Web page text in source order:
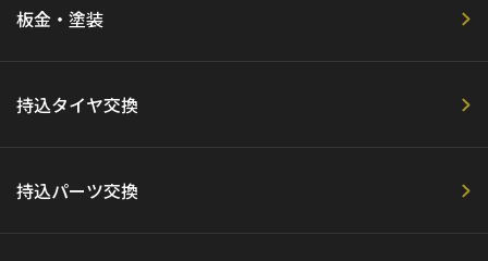
板金・塗装
持込タイヤ交換
持込パーツ交換